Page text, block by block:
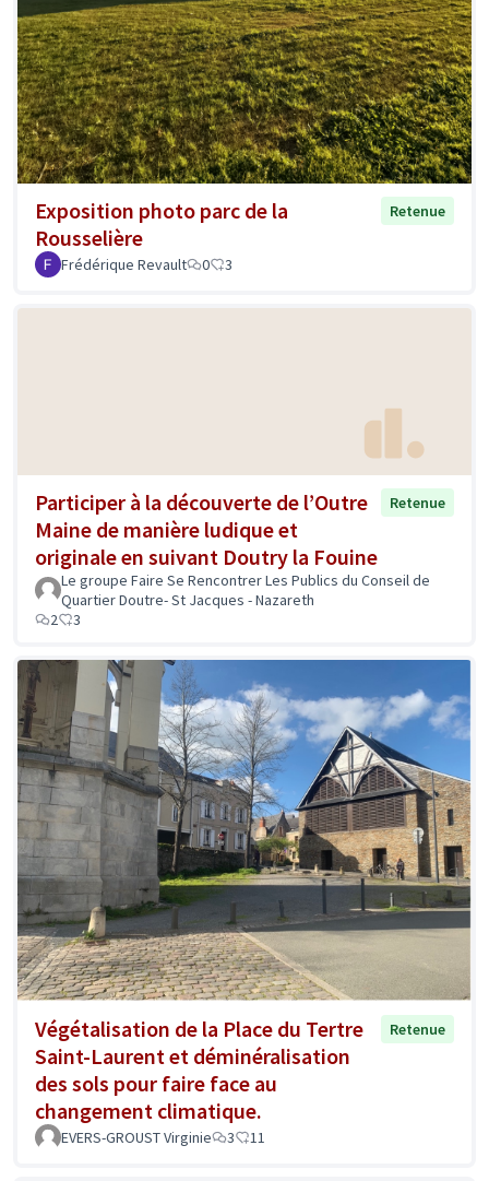
Exposition photo parc de la
Rousselière
Retenue
Frédérique Revault 0 3
Participer à la découverte de l’Outre
Maine de manière ludique et
originale en suivant Doutry la Fouine
Retenue
Le groupe Faire Se Rencontrer Les Publics du Conseil de
Quartier Doutre- St Jacques - Nazareth
2
3
Végétalisation de la Place du Tertre
Saint-Laurent et déminéralisation
des sols pour faire face au
changement climatique.
Retenue
EVERS-GROUST Virginie 3 11